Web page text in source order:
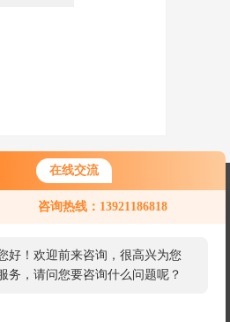
在线交流
咨询热线：13921186818
好！欢迎前来咨询，很高兴为您
务，请问您要咨询什么问题呢？